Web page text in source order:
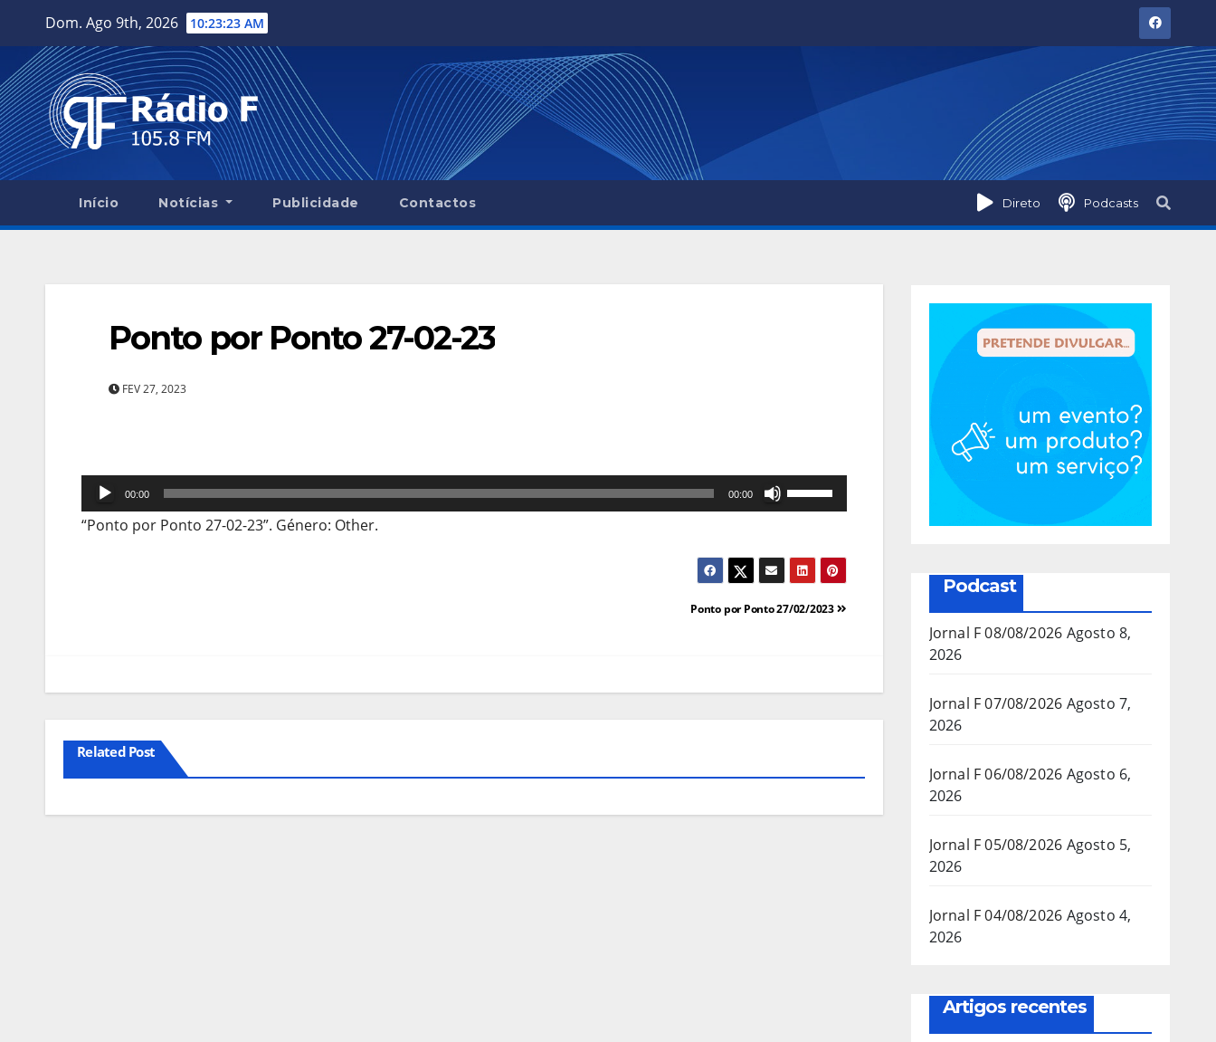
content
Dom. Ago 9th, 2026 10:23:24 AM
Direto Podcasts
Início Notícias Publicidade Contactos
Ponto por Ponto 27-02-23
FEV 27, 2023
Reprodutor
de
00:00 00:00
Use
as
cima/baixo
“Ponto por Ponto 27-02-23”. Género: Other.
Ponto por Ponto 27/02/2023
Related Post
Podcast
Jornal F 08/08/2026 Agosto 8,
2026
Jornal F 07/08/2026 Agosto 7,
2026
Jornal F 06/08/2026 Agosto 6,
2026
Jornal F 05/08/2026 Agosto 5,
2026
Jornal F 04/08/2026 Agosto 4,
2026
Artigos recentes